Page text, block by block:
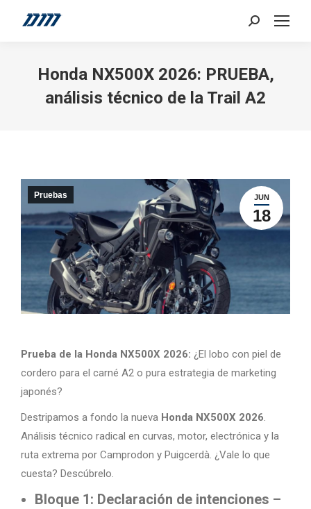
Search:
Honda NX500X 2026: PRUEBA,
análisis técnico de la Trail A2
JUN
18
Pruebas
Prueba de la Honda NX500X 2026: ¿El lobo con piel de
cordero para el carné A2 o pura estrategia de marketing
japonés?
Destripamos a fondo la nueva Honda NX500X 2026.
Análisis técnico radical en curvas, motor, electrónica y la
ruta extrema por Camprodon y Puigcerdà. ¿Vale lo que
cuesta? Descúbrelo.
Bloque 1: Declaración de intenciones –